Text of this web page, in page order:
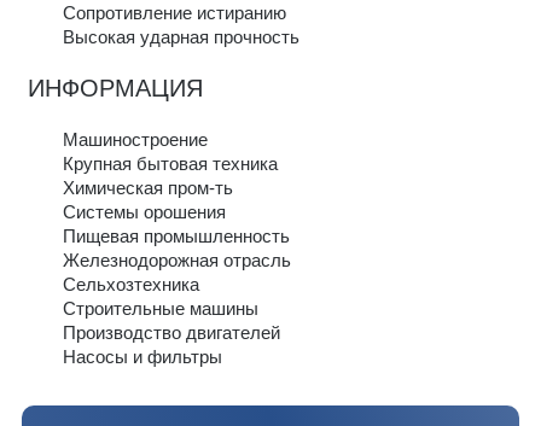
Сопротивление истиранию
Высокая ударная прочность
ИНФОРМАЦИЯ
Машиностроение
Крупная бытовая техника
Химическая пром-ть
Системы орошения
Пищевая промышленность
Железнодорожная отрасль
Сельхозтехника
Строительные машины
Производство двигателей
Насосы и фильтры